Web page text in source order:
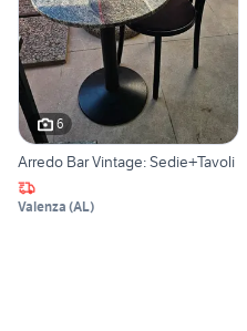
6
Arredo Bar Vintage: Sedie+Tavoli
Valenza (AL)